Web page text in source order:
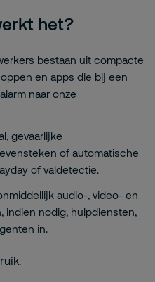
het?
bestaan uit compacte
en apps die bij een
naar onze
gevaarlijke
of automatische
of valdetectie.
audio-, video- en
indien nodig, hulpdiensten,
in.